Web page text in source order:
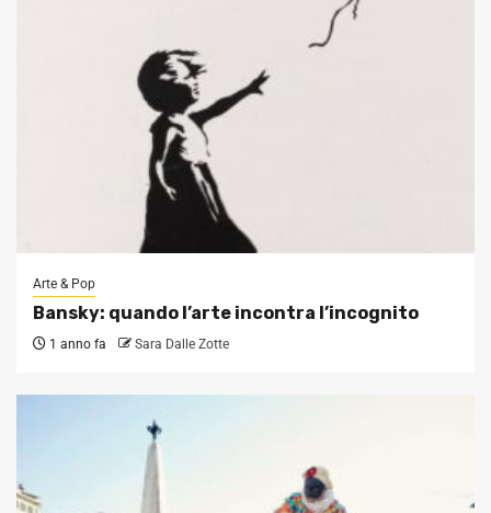
Arte & Pop
Bansky: quando l’arte incontra l’incognito
1 anno fa Sara Dalle Zotte